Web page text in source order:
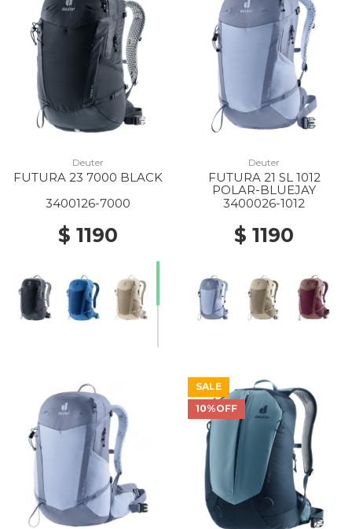
Deuter
FUTURA 23 7000 BLACK
3400126-7000
$ 1190
Deuter
FUTURA 21 SL 1012
POLAR-BLUEJAY
3400026-1012
$ 1190
SALE
10%OFF